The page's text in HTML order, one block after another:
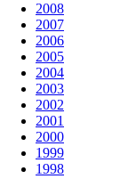
2008
2007
2006
2005
2004
2003
2002
2001
2000
1999
1998